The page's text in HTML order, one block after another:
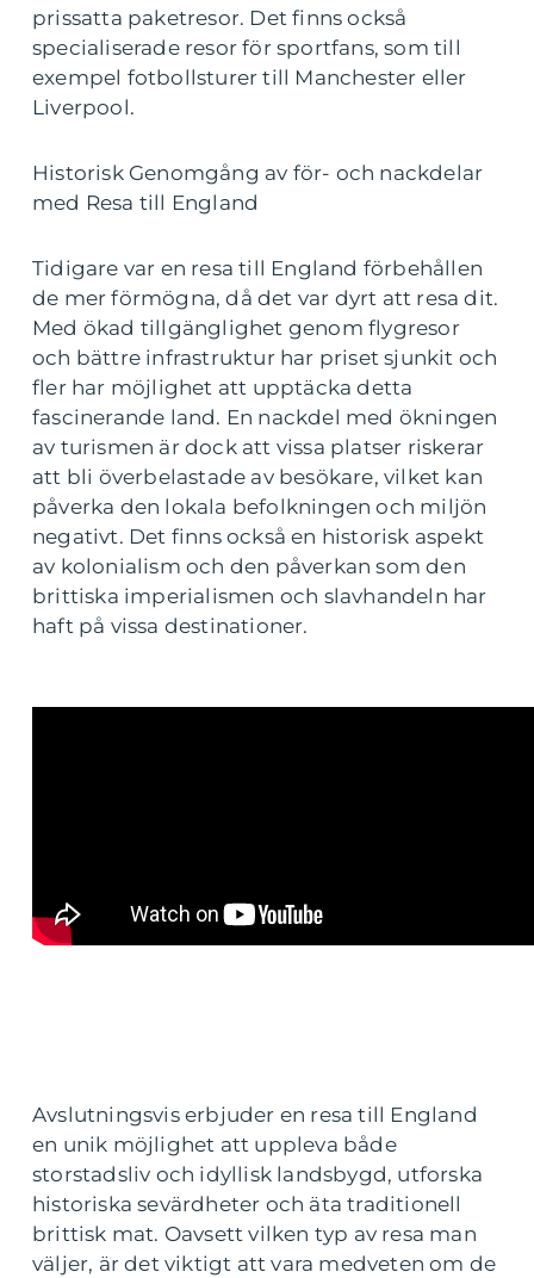
prissatta paketresor. Det finns också
specialiserade resor för sportfans, som till
exempel fotbollsturer till Manchester eller
Liverpool.
Historisk Genomgång av för- och nackdelar
med Resa till England
Tidigare var en resa till England förbehållen
de mer förmögna, då det var dyrt att resa dit.
Med ökad tillgänglighet genom flygresor
och bättre infrastruktur har priset sjunkit och
fler har möjlighet att upptäcka detta
fascinerande land. En nackdel med ökningen
av turismen är dock att vissa platser riskerar
att bli överbelastade av besökare, vilket kan
påverka den lokala befolkningen och miljön
negativt. Det finns också en historisk aspekt
av kolonialism och den påverkan som den
brittiska imperialismen och slavhandeln har
haft på vissa destinationer.
Avslutningsvis erbjuder en resa till England
en unik möjlighet att uppleva både
storstadsliv och idyllisk landsbygd, utforska
historiska sevärdheter och äta traditionell
brittisk mat. Oavsett vilken typ av resa man
väljer, är det viktigt att vara medveten om de